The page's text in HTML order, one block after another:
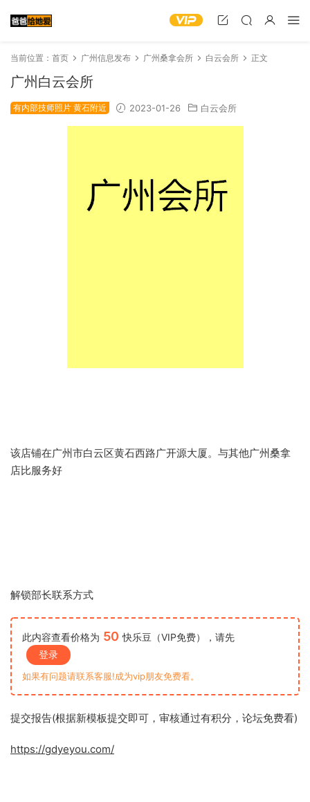
当前位置： 首页 广州信息发布 广州桑拿会所 白云会所 正文
广州白云会所
有内部技师照片 黄石附近 2023-01-26 白云会所
该店铺在广州市白云区黄石西路广开源大厦。与其他广州桑拿
店比服务好
解锁部长联系方式
此内容查看价格为 50 快乐豆（VIP免费），请先
登录
如果有问题请联系客服!成为vip朋友免费看。
提交报告(根据新模板提交即可，审核通过有积分，论坛免费看)
https://gdyeyou.com/